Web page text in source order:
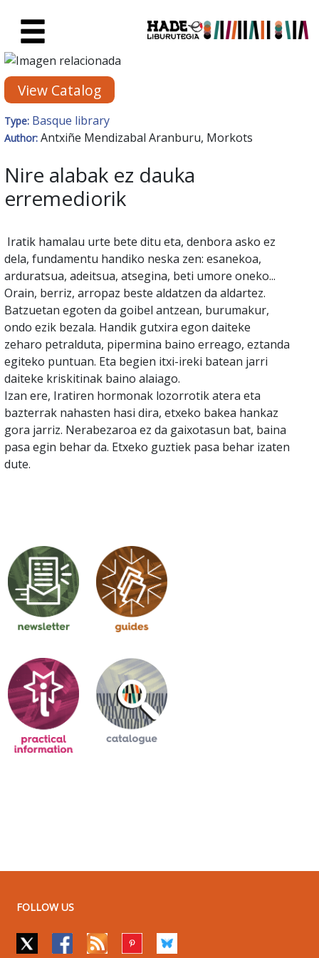
New Books Card - Liburutegia
View Catalog
Type: Basque library
Author: Antxiñe Mendizabal Aranburu, Morkots
Nire alabak ez dauka
erremediorik
Iratik hamalau urte bete ditu eta, denbora asko ez
dela, fundamentu handiko neska zen: esanekoa,
arduratsua, adeitsua, atsegina, beti umore oneko...
Orain, berriz, arropaz beste aldatzen da aldartez.
Batzuetan egoten da goibel antzean, burumakur,
ondo ezik bezala. Handik gutxira egon daiteke
zeharo petralduta, pipermina baino erreago, eztanda
egiteko puntuan. Eta begien itxi-ireki batean jarri
daiteke kriskitinak baino alaiago.
Izan ere, Iratiren hormonak lozorrotik atera eta
bazterrak nahasten hasi dira, etxeko bakea hankaz
gora jarriz. Nerabezaroa ez da gaixotasun bat, baina
pasa egin behar da. Etxeko guztiek pasa behar izaten
dute.
FOLLOW US